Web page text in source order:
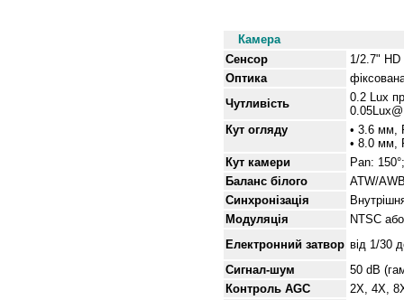
Камера
Сенсор
1/2.7" HD
Оптика
Чутливість
0.2 Lux
Кут огляду
• 3.6 мм,
• 8.0 мм,
Кут камери
Pan:
Баланс білого
ATW/
Синхронізація
Модуляція
NTSC
Електронний затвор від 1/30
Сигнал-шум
50 dB
Контроль AGC
2X, 4X,